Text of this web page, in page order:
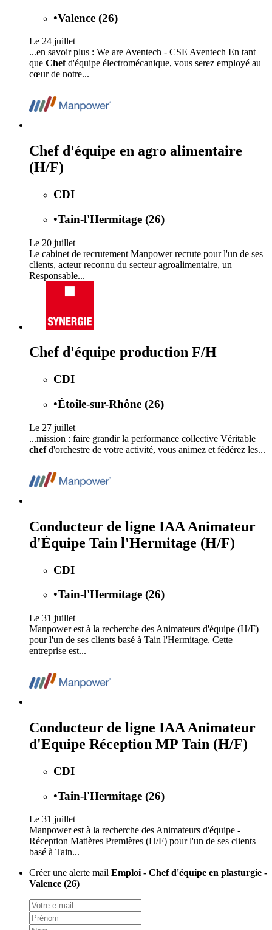
•Valence (26)
Le 24 juillet
...en savoir plus : We are Aventech - CSE Aventech En tant
que Chefd'équipe électromécanique, vous serez employé au
cœur de notre...
Chef d'équipe en agro alimentaire
(H/F)
CDI
•Tain-l'Hermitage (26)
Le 20 juillet
Le cabinet de recrutement Manpower recrute pour l'un de ses
clients, acteur reconnu du secteur agroalimentaire, un
Responsable...
Chef d'équipe production F/H
CDI
•Étoile-sur-Rhône (26)
Le 27 juillet
...mission : faire grandir la performance collective Véritable
chefd'orchestre de votre activité, vous animez et fédérez les...
Conducteur de ligne IAA Animateur
d'Équipe Tain l'Hermitage (H/F)
CDI
•Tain-l'Hermitage (26)
Le 31 juillet
Manpower est à la recherche des Animateurs d'équipe (H/F)
pour l'un de ses clients basé à Tain l'Hermitage. Cette
entreprise est...
Conducteur de ligne IAA Animateur
d'Equipe Réception MP Tain (H/F)
CDI
•Tain-l'Hermitage (26)
Le 31 juillet
Manpower est à la recherche des Animateurs d'équipe -
Réception Matières Premières (H/F) pour l'un de ses clients
basé à Tain...
Créer une alerte mail Emploi - Chef d'équipe en plasturgie -
Valence (26)